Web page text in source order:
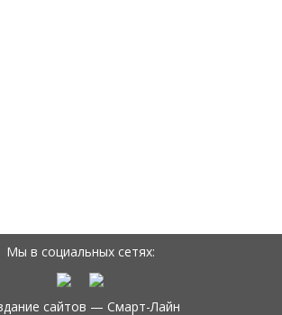
Мы в социальных сетях:
сайтов — Смарт-Лайн